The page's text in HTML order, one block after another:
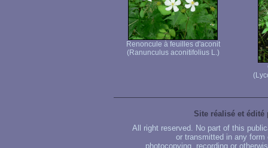
Renoncule à feuilles d'aconit
(Ranunculus aconitifolius L.)
Site réalisé et édité
All right reserved. No part of this
or transmitted in any
photocopying, recording or